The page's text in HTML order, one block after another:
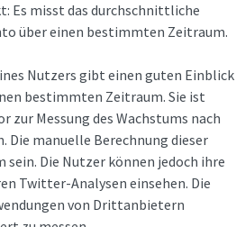
Es misst das durchschnittliche
über einen bestimmten Zeitraum.
Nutzers gibt einen guten Einblick
bestimmten Zeitraum. Sie ist
zur Messung des Wachstums nach
manuelle Berechnung dieser
sein. Die Nutzer können jedoch ihre
Twitter-Analysen einsehen. Die
von Drittanbietern